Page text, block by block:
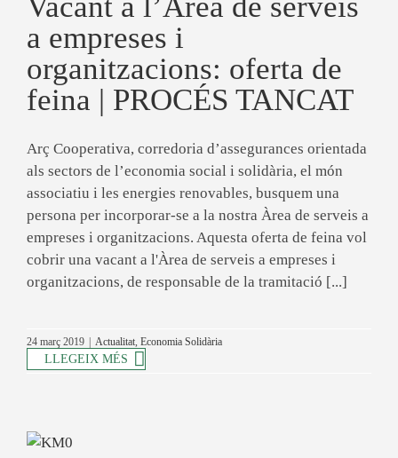
a empreses i
organitzacions: oferta de
feina | PROCÉS TANCAT
Arç Cooperativa, corredoria d’assegurances orientada
als sectors de l’economia social i solidària, el món
associatiu i les energies renovables, busquem una
persona per incorporar-se a la nostra Àrea de serveis a
empreses i organitzacions. Aquesta oferta de feina vol
cobrir una vacant a l'Àrea de serveis a empreses i
organitzacions, de responsable de la tramitació [...]
24 març 2019 Actualitat, Economia Solidària
LLEGEIX MÉS